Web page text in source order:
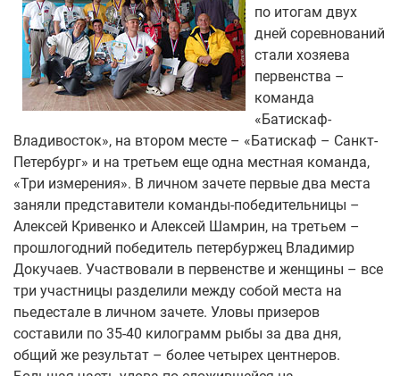
по итогам двух
дней соревнований
стали хозяева
первенства –
команда
«Батискаф-
Владивосток», на втором месте – «Батискаф – Санкт-
Петербург» и на третьем еще одна местная команда,
«Три измерения». В личном зачете первые два места
заняли представители команды-победительницы –
Алексей Кривенко и Алексей Шамрин, на третьем –
прошлогодний победитель петербуржец Владимир
Докучаев. Участвовали в первенстве и женщины – все
три участницы разделили между собой места на
пьедестале в личном зачете. Уловы призеров
составили по 35-40 килограмм рыбы за два дня,
общий же результат – более четырех центнеров.